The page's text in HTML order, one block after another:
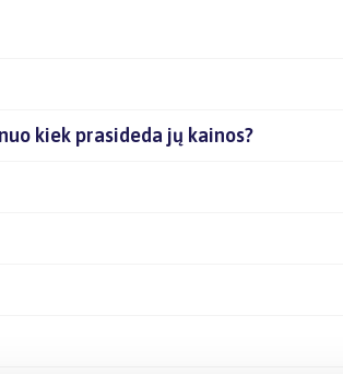
kiek prasideda jų kainos?